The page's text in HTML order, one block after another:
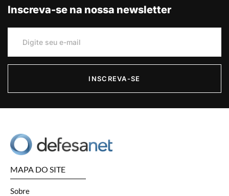
Inscreva-se na nossa newsletter
INSCREVA-SE
MAPA DO SITE
Sobre